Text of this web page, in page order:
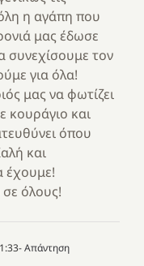
η αγάπη που
μας έδωσε
συνεχίσουμε τον
για όλα!
μας να φωτίζει
κουράγιο και
όπου
και
έχουμε!
όλους!
- Απάντηση